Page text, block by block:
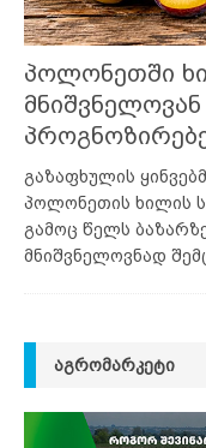
პოლონეთში
გაზაფხულის
პოლონეთის ხილის
გამოც წელს
მნიშვნელოვნად
ᲐᲒᲠᲝᲛᲐᲠᲙᲔᲢᲘ